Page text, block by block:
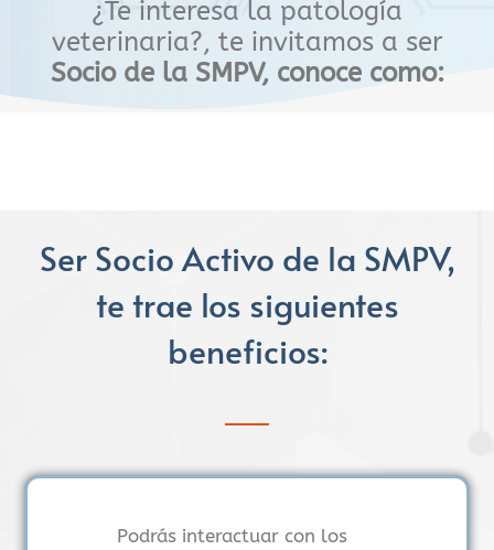
¿Te interesa la patología
veterinaria?, te invitamos a ser
Socio de la SMPV, conoce como:
SerSocio Activo de la SMPV,
te trae los siguientes
beneficios:
Podrás interactuar con los